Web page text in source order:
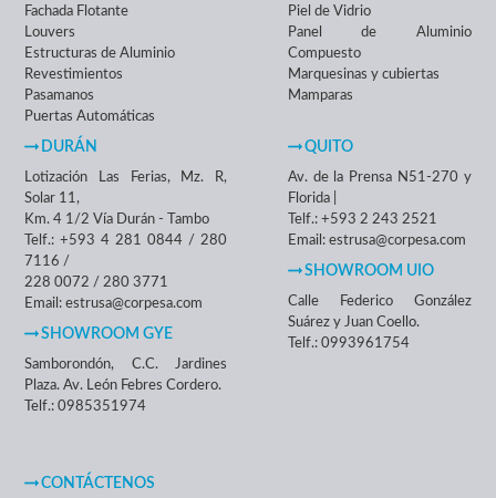
Piel de Vidrio
Panel de Aluminio
Compuesto
Marquesinas y cubiertas
Mamparas
Fachada Flotante
Louvers
Estructuras de Aluminio
Revestimientos
Pasamanos
Puertas Automáticas
QUITO
Av. de la Prensa N51-270 y
Florida |
Telf.: +593 2 243 2521
Email: estrusa@corpesa.com
SHOWROOM UIO
Calle Federico González
Suárez y Juan Coello.
Telf.: 0993961754
DURÁN
Lotización Las Ferias, Mz. R,
Solar 11,
Km. 4 1/2 Vía Durán - Tambo
Telf.: +593 4 281 0844 / 280
7116 /
228 0072 / 280 3771
Email: estrusa@corpesa.com
SHOWROOM GYE
Samborondón, C.C. Jardines
Plaza. Av. León Febres Cordero.
Telf.: 0985351974
CONTÁCTENOS